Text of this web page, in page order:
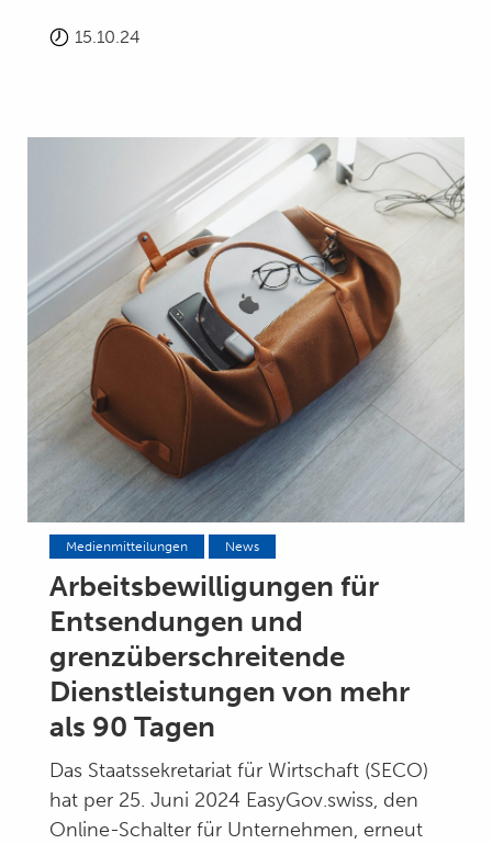
15.10.24
Medienmitteilungen News
Arbeitsbewilligungen für
Entsendungen und
grenzüberschreitende
Dienstleistungen von mehr
als 90 Tagen
Das Staatssekretariat für Wirtschaft (SECO)
hat per 25. Juni 2024 EasyGov.swiss, den
Online-Schalter für Unternehmen, erneut